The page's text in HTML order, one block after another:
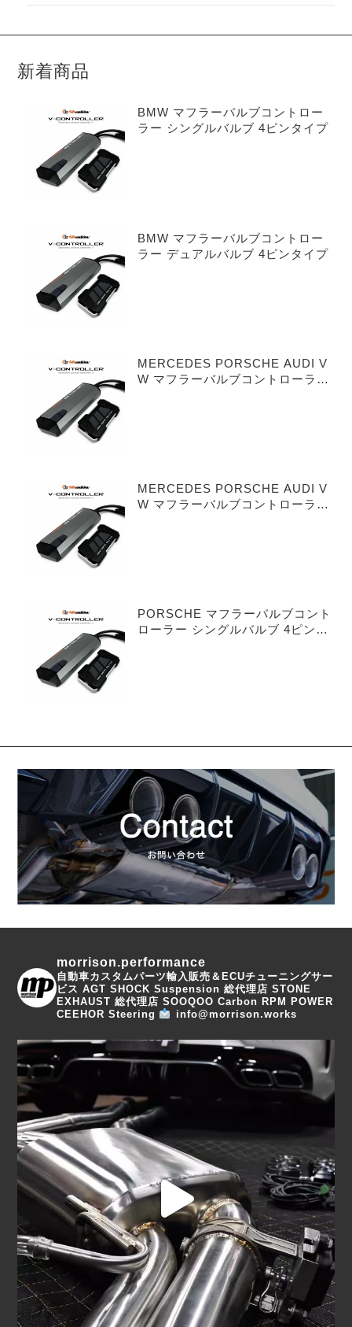
新着商品
BMW マフラーバルブコントロー
ラー シングルバルブ 4ピンタイプ
BMW マフラーバルブコントロー
ラー デュアルバルブ 4ピンタイプ
MERCEDES PORSCHE AUDI V
W マフラーバルブコントローラー
MERCEDES PORSCHE AUDI V
W マフラーバルブコントローラー
PORSCHE マフラーバルブコント
ローラー シングルバルブ 4ピンタ
morrison.performance
自動車カスタムパーツ輸入販売＆ECUチューニングサー
ビス AGT SHOCK Suspension 総代理店 STONE
EXHAUST 総代理店 SOOQOO Carbon RPM POWER
CEEHOR Steering
info@morrison.works